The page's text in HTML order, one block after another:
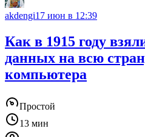
akdengi17 июн в 12:39
Как в 1915 году
данных на всю
компьютера
Простой
13 мин